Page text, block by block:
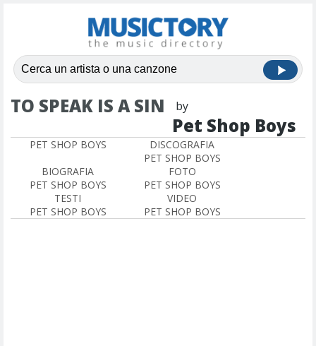
TO SPEAK IS A SIN by
Pet Shop Boys
PET SHOP BOYS
DISCOGRAFIA
PET SHOP BOYS
BIOGRAFIA
PET SHOP BOYS
FOTO
PET SHOP BOYS
TESTI
PET SHOP BOYS
VIDEO
PET SHOP BOYS